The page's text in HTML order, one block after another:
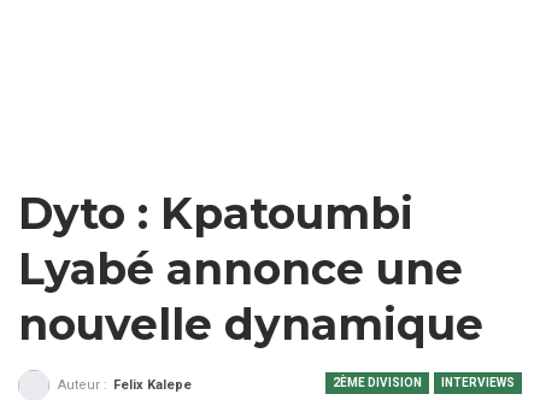
Dyto : Kpatoumbi
Lyabé annonce une
nouvelle dynamique
2ÈME DIVISION INTERVIEWS
Auteur :
Felix Kalepe